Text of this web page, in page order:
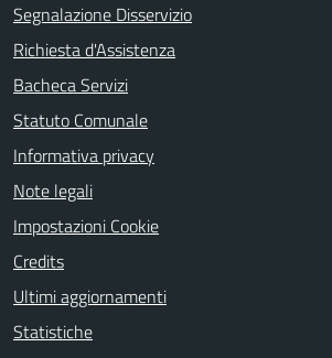
Segnalazione Disservizio
Richiesta d'Assistenza
Bacheca Servizi
Statuto Comunale
Informativa privacy
Note legali
Impostazioni Cookie
Credits
Ultimi aggiornamenti
Statistiche